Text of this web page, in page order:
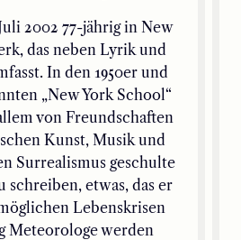
2002 77-jährig in New
das neben Lyrik und
In den 1950er und
„New York School“
von Freundschaften
Kunst, Musik und
Surrealismus geschulte
etwas, das er
Lebenskrisen
Meteorologe werden